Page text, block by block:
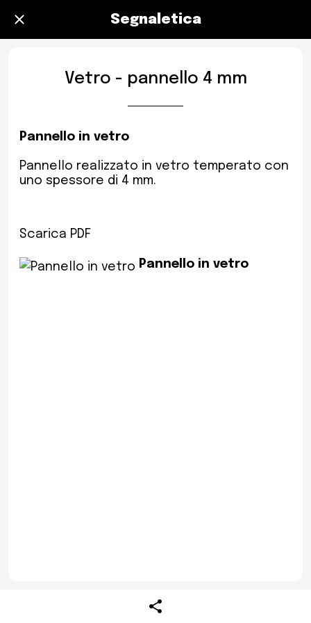
Segnaletica
Vetro - pannello 4 mm
Pannello in vetro
Pannello realizzato in vetro temperato con
uno spessore di 4 mm.
Scarica PDF
Pannello in vetro